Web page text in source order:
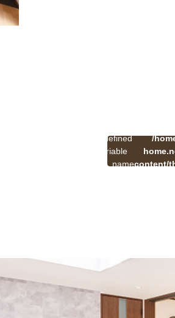
Undefined
variable
$cat_name
/
content/